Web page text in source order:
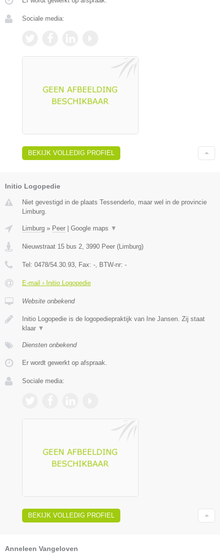
Sociale media:
BEKIJK VOLLEDIG PROFIEL
Initio Logopedie
Niet gevestigd in de plaats Tessenderlo, maar wel in de provincie
Limburg.
Limburg » Peer Google maps ▼
Nieuwstraat 15 bus 2 3990 Peer ( Limburg)
Tel: 0478/54.30.93 , Fax: - , BTW-nr: -
E-mail › Initio Logopedie
Website onbekend
Initio Logopedie is de logopediepraktijk van Ine Jansen. Zij staat
klaar ▼
Diensten onbekend
Er wordt gewerkt op afspraak.
Sociale media:
BEKIJK VOLLEDIG PROFIEL
Anneleen Vangeloven